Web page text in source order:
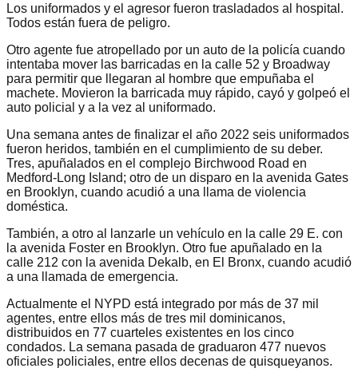
Los uniformados y el agresor fueron trasladados al hospital.
Todos están fuera de peligro.
Otro agente fue atropellado por un auto de la policía cuando
intentaba mover las barricadas en la calle 52 y Broadway
para permitir que llegaran al hombre que empuñaba el
machete. Movieron la barricada muy rápido, cayó y golpeó el
auto policial y a la vez al uniformado.
Una semana antes de finalizar el año 2022 seis uniformados
fueron heridos, también en el cumplimiento de su deber.
Tres, apuñalados en el complejo Birchwood Road en
Medford-Long Island; otro de un disparo en la avenida Gates
en Brooklyn, cuando acudió a una llama de violencia
doméstica.
También, a otro al lanzarle un vehículo en la calle 29 E. con
la avenida Foster en Brooklyn. Otro fue apuñalado en la
calle 212 con la avenida Dekalb, en El Bronx, cuando acudió
a una llamada de emergencia.
Actualmente el NYPD está integrado por más de 37 mil
agentes, entre ellos más de tres mil dominicanos,
distribuidos en 77 cuarteles existentes en los cinco
condados. La semana pasada de graduaron 477 nuevos
oficiales policiales, entre ellos decenas de quisqueyanos.